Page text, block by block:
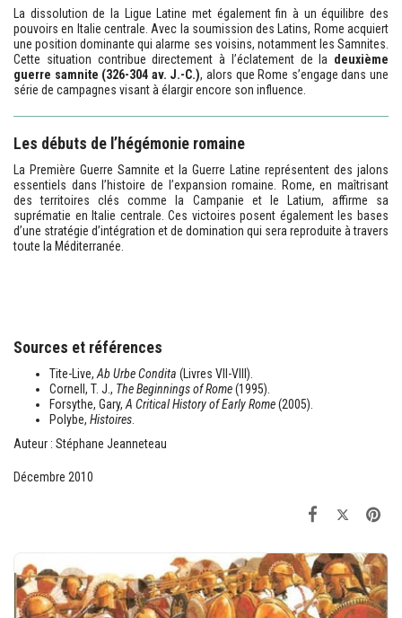
La dissolution de la Ligue Latine met également fin à un équilibre des
pouvoirs en Italie centrale. Avec la soumission des Latins, Rome acquiert
une position dominante qui alarme ses voisins, notamment les Samnites.
Cette situation contribue directement à l’éclatement de la deuxième
guerre samnite (326-304 av. J.-C.), alors que Rome s’engage dans une
série de campagnes visant à élargir encore son influence.
Les débuts de l’hégémonie romaine
La Première Guerre Samnite et la Guerre Latine représentent des jalons
essentiels dans l’histoire de l’expansion romaine. Rome, en maîtrisant
des territoires clés comme la Campanie et le Latium, affirme sa
suprématie en Italie centrale. Ces victoires posent également les bases
d’une stratégie d’intégration et de domination qui sera reproduite à travers
toute la Méditerranée.
Sources et références
Tite-Live,Ab Urbe Condita (Livres VII-VIII).
Cornell, T. J., The Beginnings of Rome(1995).
Forsythe, Gary,A Critical History of Early Rome(2005).
Polybe, Histoires.
Auteur : Stéphane Jeanneteau
Décembre 2010